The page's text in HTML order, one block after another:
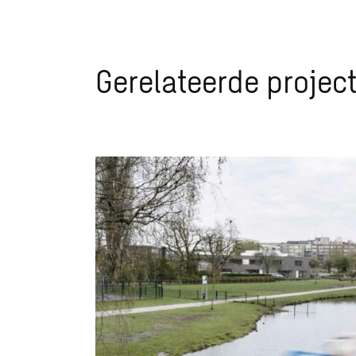
Gerelateerde